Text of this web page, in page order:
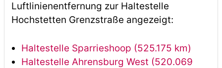
Luftlinienentfernung zur Haltestelle
Hochstetten Grenzstraße angezeigt:
Haltestelle Sparrieshoop (525.175 km)
Haltestelle Ahrensburg West (520.069